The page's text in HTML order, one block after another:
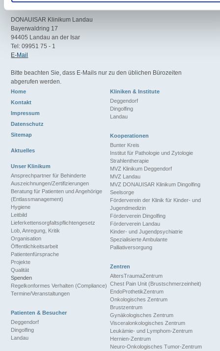
E-Mail
DONAUISAR Klinikum Landau
Bayerwaldring 17
94405 Landau an der Isar
Tel: 09951 75 - 1
E-Mail
Bitte beachten Sie, dass E-Mails nur zu den üblichen Bürozeiten
abgerufen werden.
Home
Kontakt
Impressum
Datenschutz
Sitemap
Aktuelles
Unser Klinikum
Ansprechpartner für Behinderte
Auszeichnungen/Zertifizierungen
Beratung für Patienten und Angehörige
(Entlassmanagement)
Hygiene
Leitbild
Lieferkettensorgfaltspflichtengesetz
Lob, Anregung, Kritik
Organisation
Öffentlichkeitsarbeit
Patientenfürsprache
Projekte
Qualität
Spenden
Regelkonformes Verhalten (Compliance)
Termine/Veranstaltungen
Kliniken & Institute
Deggendorf
Dingolfing
Landau
Kooperationen
Bunter Kreis
Institut für Pathologie und Zytologie
Strahlentherapie
MVZ Klinikum Deggendorf
MVZ Landau
MVZ DONAUISAR Klinikum Dingolfing
Seelsorge
Förderverein der Klinik für Kinder- und
Jugendmedizin
Förderverein Dingolfing
Förderverein Landau
Kinder- und Jugendpsychiatrie
Spezialisierte Ambulante
Palliativersorgung
Zentren
AltersTraumaZentrum
Chest Pain Unit (Brustschmerzeinheit)
EndoProthetikZentrum
Onkologisches Zentrum
Brustzentrum
Gynäkologisches Zentrum
Visceralonkologisches Zentrum
Leukämie- und Lymphom-Zentrum
Hernien-Zentrum
Neuro-Onkologisches Tumor-Zentrum
Patienten & Besucher
Deggendorf
Dingolfing
Landau